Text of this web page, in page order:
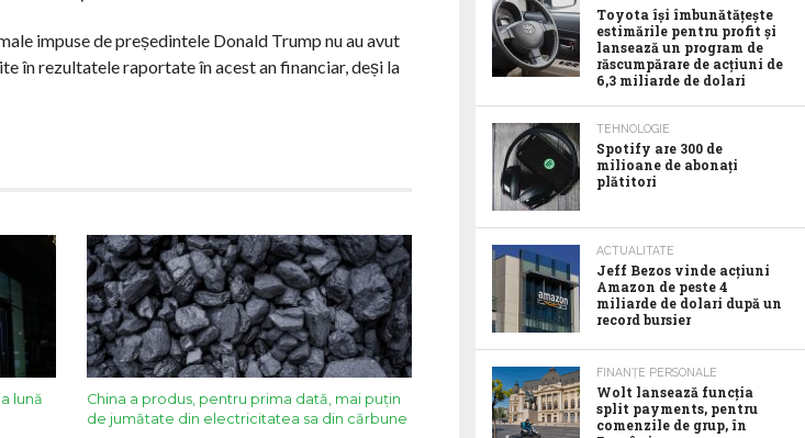
impuse de președintele Donald Trump nu au avut
în rezultatele raportate în acest an financiar, deși la
lună
China a produs, pentru prima dată, mai puțin
de jumătate din electricitatea sa din cărbune
Toyota îşi îmbunătăţeşte
estimările pentru profit şi
lansează un program de
răscumpărare de acţiuni de
6,3 miliarde de dolari
TEHNOLOGIE
Spotify are 300 de
milioane de abonaţi
plătitori
ACTUALITATE
Jeff Bezos vinde acţiuni
Amazon de peste 4
miliarde de dolari după un
record bursier
FINANȚE PERSONALE
Wolt lansează funcția
split payments, pentru
comenzile de grup, în